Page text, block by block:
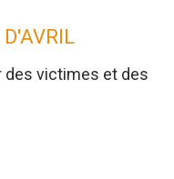
des victimes et des